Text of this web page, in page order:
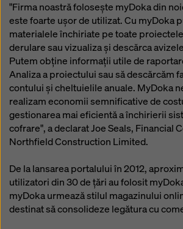
"Firma noastră folosește myDoka din
este foarte ușor de utilizat. Cu myDoka
materialele închiriate pe toate
derulare sau vizualiza și descărca
Putem obține informații utile de
Analiza a proiectului sau să descărcăm
contului și cheltuielile anuale. MyDoka
realizam economii semnificative de
gestionarea mai eficientă a închirierii
cofrare", a declarat Joe Seals, Financial
Northfield Construction Limited.
De la lansarea portalului în 2012,
utilizatori din 30 de țări au folosit
myDoka urmează stilul magazinului
destinat să consolideze legătura cu